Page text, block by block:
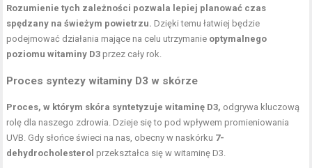
Rozumienie tych zależności pozwala lepiej planować czas
spędzany na świeżym powietrzu. Dzięki temu łatwiej będzie
podejmować działania mające na celu utrzymanie optymalnego
poziomu witaminy D3 przez cały rok.
Proces syntezy witaminy D3 w skórze
Proces, w którym skóra syntetyzuje witaminę D3, odgrywa kluczową
rolę dla naszego zdrowia. Dzieje się to pod wpływem promieniowania
UVB. Gdy słońce świeci na nas, obecny w naskórku 7-
dehydrocholesterol przekształca się w witaminę D3.